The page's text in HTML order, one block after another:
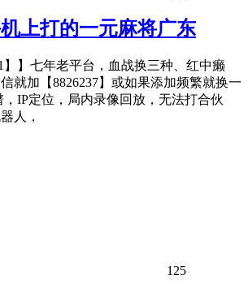
上打的一元麻将广东
】】七年老平台，血战换三种、红中癞
就加【8826237】或如果添加频繁就换一
IP定位，局内录像回放，无法打合伙
人，
125